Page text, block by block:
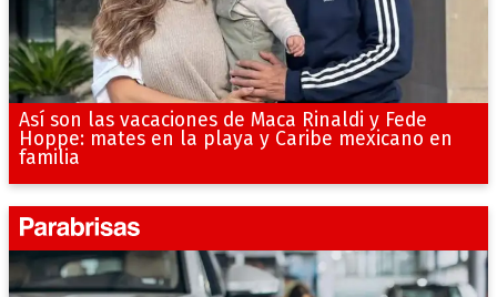
Así son las vacaciones de Maca Rinaldi y Fede
Hoppe: mates en la playa y Caribe mexicano en
familia